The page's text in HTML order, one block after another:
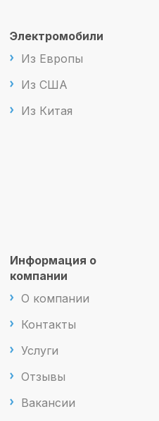
Электромобили
Из Европы
Из США
Из Китая
Информация о
компании
О компании
Контакты
Услуги
Отзывы
Вакансии